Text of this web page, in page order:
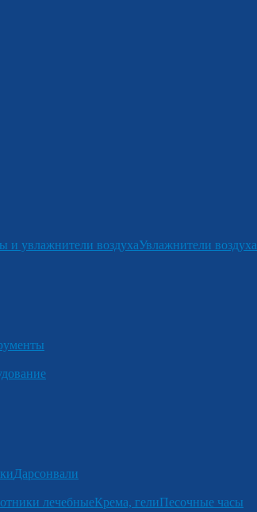
и увлажнители воздухаУвлажнители воздуха
Дарсонвали
лечебныеКрема, гелиПесочные часы